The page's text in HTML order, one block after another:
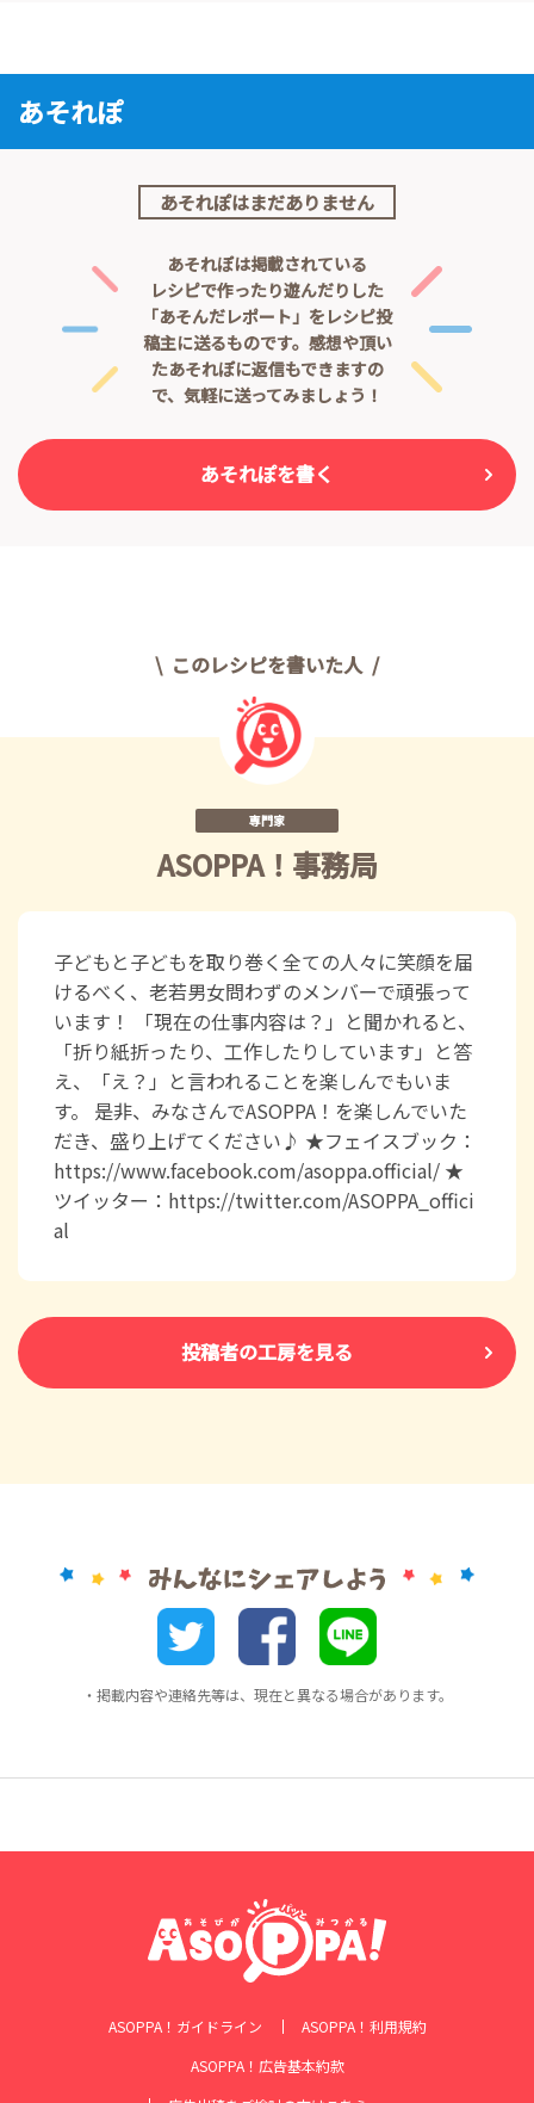
あそれぽ
あそれぽはまだありません
あそれぽは掲載されている
レシピで作ったり遊んだりした
「あそんだレポート」をレシピ投
稿主に送るものです。 感想や頂い
たあそれぽに返信もできますの
で、気軽に送ってみましょう！
あそれぽを書く
このレシピを書いた人
専門家
ASOPPA！事務局
子どもと子どもを取り巻く全ての人々に笑顔を届
けるべく、老若男女問わずのメンバーで頑張って
います！ 「現在の仕事内容は？」と聞かれると、
「折り紙折ったり、工作したりしています」と答
え、「え？」と言われることを楽しんでもいま
す。 是非、みなさんでASOPPA！を楽しんでいた
だき、盛り上げてください♪ ★フェイスブック：
https://www.facebook.com/asoppa.official/ ★
ツイッター：https://twitter.com/ASOPPA_offici
al
投稿者の工房を見る
・掲載内容や連絡先等は、現在と異なる場合があります。
ASOPPA！ガイドライン
ASOPPA！利用規約
ASOPPA！広告基本約款